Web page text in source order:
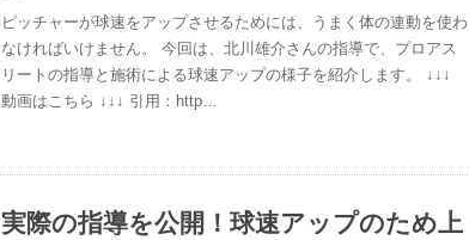
ピッチャーが球速をアップさせるためには、うまく体の連動を使わ
なければいけません。 今回は、北川雄介さんの指導で、プロアス
リートの指導と施術による球速アップの様子を紹介します。 ↓↓↓
動画はこちら ↓↓↓ 引用：http…
実際の指導を公開！球速アップのため上